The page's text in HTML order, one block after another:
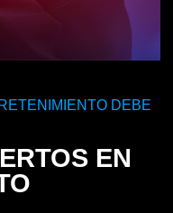
DEBE
EN